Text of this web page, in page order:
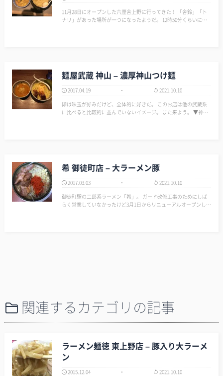
11月28日にオープンした六厘舎上野に行ってきた！ 「舎鈴」「ト
ナリ」があった場所が一つになったようだ。 12時50分くらいに着
麺屋武蔵 神山 – 濃厚神山つけ麺
2017.04.19
2021.10.10
卵は味玉が好みだけど、全体的に好きだ。 このお店は他の武蔵系
に比べると比較的に並んでいないイメージ。 また来よう。 ▼神田
希 御徒町店 – 大ラーメン豚
2017.03.03
2021.10.10
御徒町駅の二郎系ラーメン「希」。 ガード改修工事のためにしば
らく営業していなかったけど3月1日からリニューアルオープンし
関連するカテゴリの記事
ラーメン麺徳 東上野店 – 豚入り大ラーメ
ン
2015.12.04
2021.10.10